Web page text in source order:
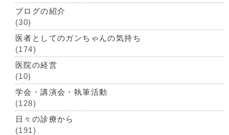
ブログの紹介
(30)
医者としてのガンちゃんの気持ち
(174)
医院の経営
(10)
学会・講演会・執筆活動
(128)
日々の診療から
(191)